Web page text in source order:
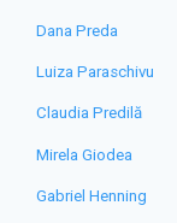
Dana Preda
Luiza Paraschivu
Claudia Predilă
Mirela Giodea
Gabriel Henning